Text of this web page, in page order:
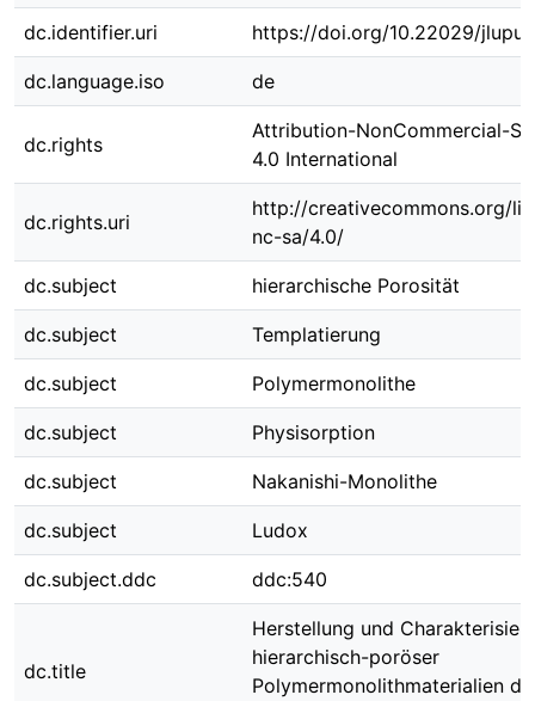
dc.identifier.uri https://doi.org/10.22029/
dc.language.iso de
dc.rights
Attribution-NonCommercial-
4.0 International
dc.rights.uri
http://creativecommons.org/
nc-sa/4.0/
dc.subject hierarchische Porosität
dc.subject Templatierung
dc.subject Polymermonolithe
dc.subject Physisorption
dc.subject Nakanishi-Monolithe
dc.subject Ludox
dc.subject.ddc ddc:540
dc.title
Herstellung und
hierarchisch-poröser
Polymermonolithmaterialien